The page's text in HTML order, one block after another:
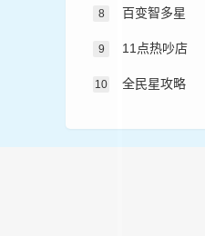
8 百变智多星
9 11点热吵店
10 全民星攻略